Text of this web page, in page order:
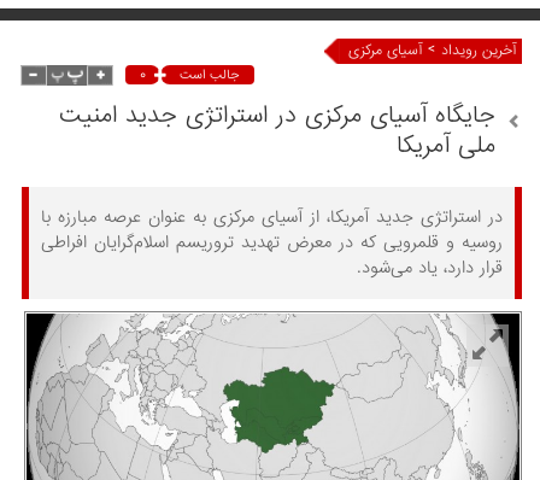
آخرین رویداد > آسیای مرکزی
جالب است ۰
جایگاه آسیای مرکزی در استراتژی جدید امنیت
ملی آمریکا
در استراتژی جدید آمریکا، از آسیای مرکزی به عنوان عرصه مبارزه با
روسیه و قلمرویی که در معرض تهدید تروریسم اسلام‌گرایان افراطی
قرار دارد، یاد می‌شود.